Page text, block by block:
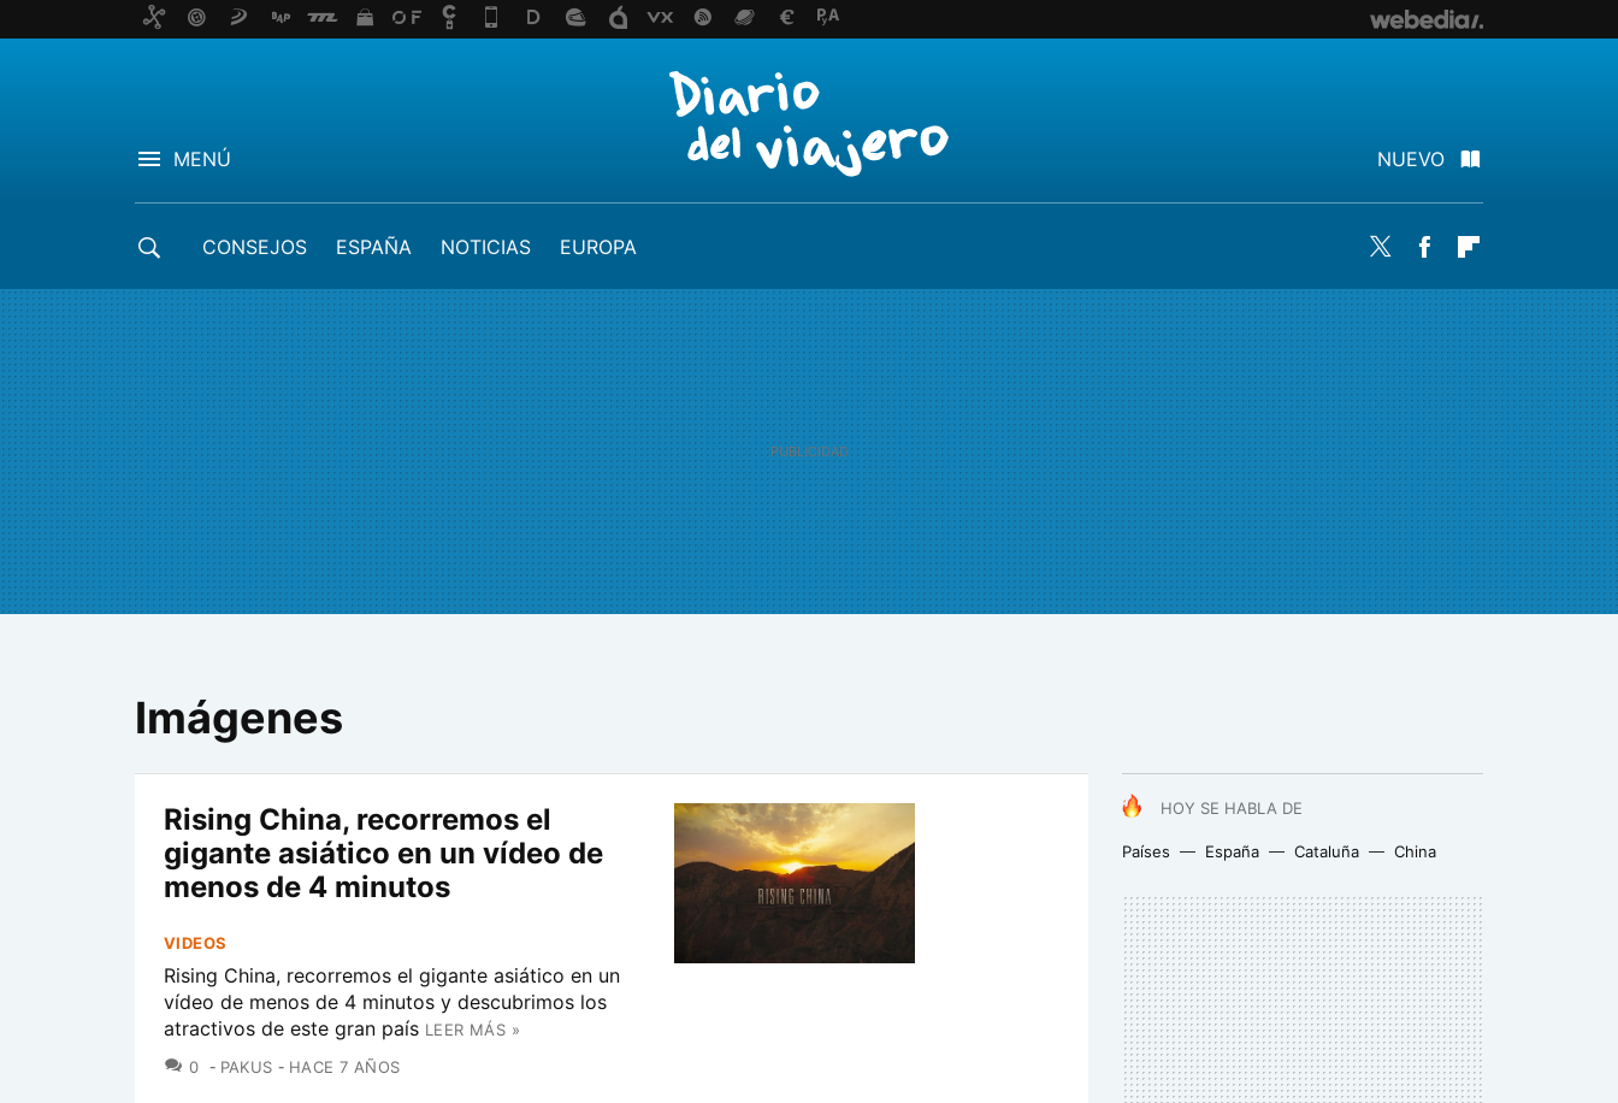
MENÚ NUEVO
CONSEJOS ESPAÑA NOTICIAS EUROPA Twitter Facebook
Imágenes
HOY SE HABLA DE
Países España Cataluña China
Rising China, recorremos el
gigante asiático en un vídeo de
menos de 4 minutos
VIDEOS
Rising China, recorremos el gigante asiático en un
vídeo de menos de 4 minutos y descubrimos los
atractivos de este gran país LEER MÁS »
0 COMENTARIOS
PAKUS HACE 7 AÑOS